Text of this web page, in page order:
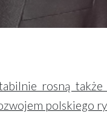
rosną także
polskiego